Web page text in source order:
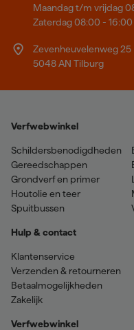
Maandag t/m vrijdag
Zaterdag 08:00 - 16:00
Zevenheuvelenweg 25
5048 AN Tilburg
Verfwebwinkel
Schildersbenodigdheden
Gereedschappen
Grondverf en primer
Houtolie en teer
Spuitbussen
Hulp & contact
Klantenservice
Verzenden & retourneren
Betaalmogelijkheden
Zakelijk
Verfwebwinkel